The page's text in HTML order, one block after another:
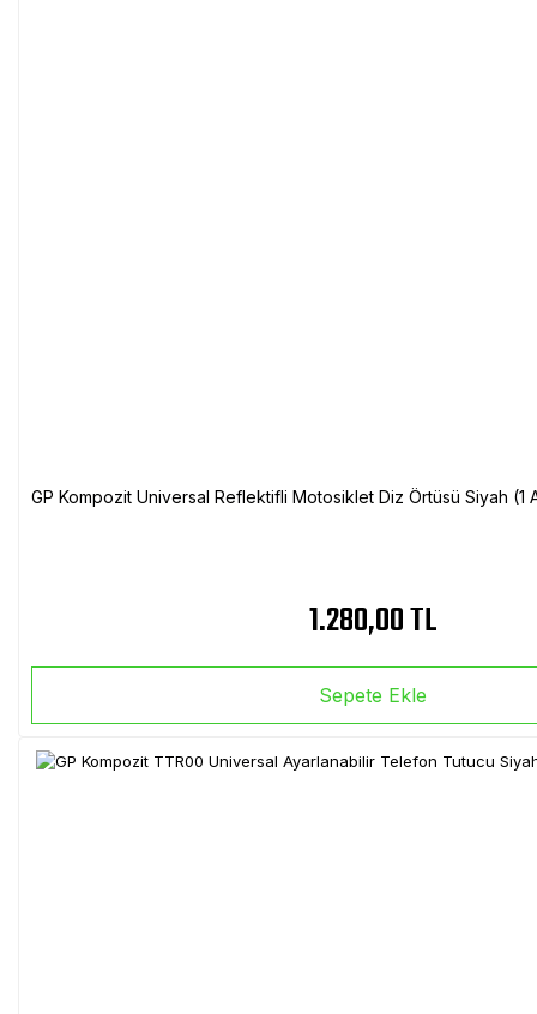
GP Kompozit Universal Reflektifli Motosiklet Diz Örtüsü Siyah
1.280,00 TL
Sepete Ekle